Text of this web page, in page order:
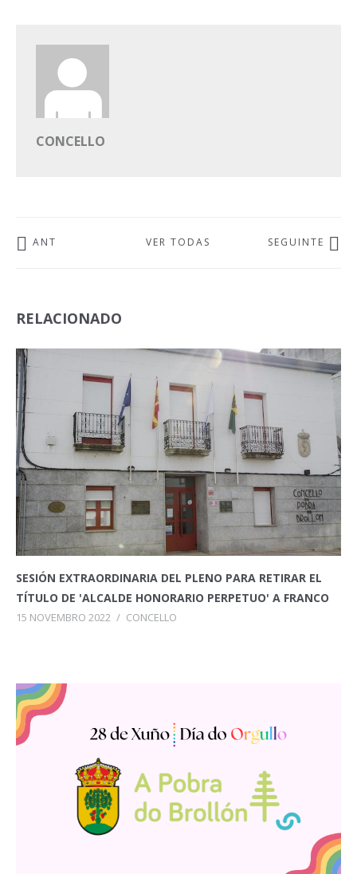
CONCELLO
ANT VER TODAS SEGUINTE
RELACIONADO
SESIÓN EXTRAORDINARIA DEL PLENO PARA RETIRAR EL
TÍTULO DE 'ALCALDE HONORARIO PERPETUO' A FRANCO
15 NOVEMBRO 2022 / CONCELLO